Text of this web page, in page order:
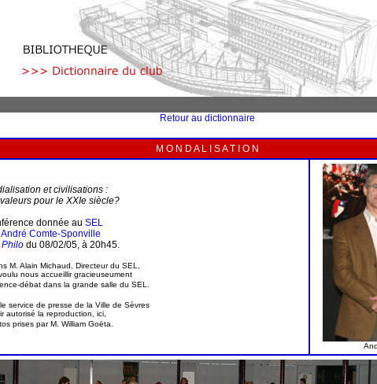
Retour au dictionnaire
M O N D A L I S A T I O N
et civilisations :
pour le XXIe siècle?
donnée au SEL
André Comte-Sponville
du 08/02/05, à 20h45.
M. Alain Michaud, Directeur du SEL,
nous accueillir gracieuseument
débat dans la grande salle du SEL.
service de presse de la Ville de Sèvres
autorisé la reproduction, ici,
prisespar M. William Goëta.